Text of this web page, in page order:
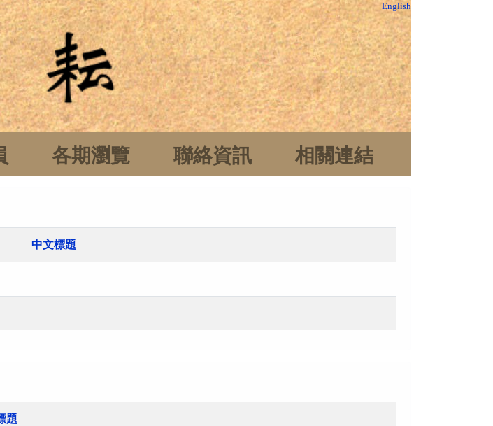
English
各期瀏覽 聯絡資訊 相關連結
中文標題
題